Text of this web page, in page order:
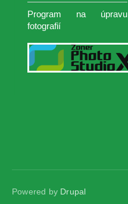
Program na úpravu
fotografií
Powered by Drupal